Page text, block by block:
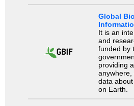
Global
It is an
and
funded by
providing
anywhere,
data
on Earth.